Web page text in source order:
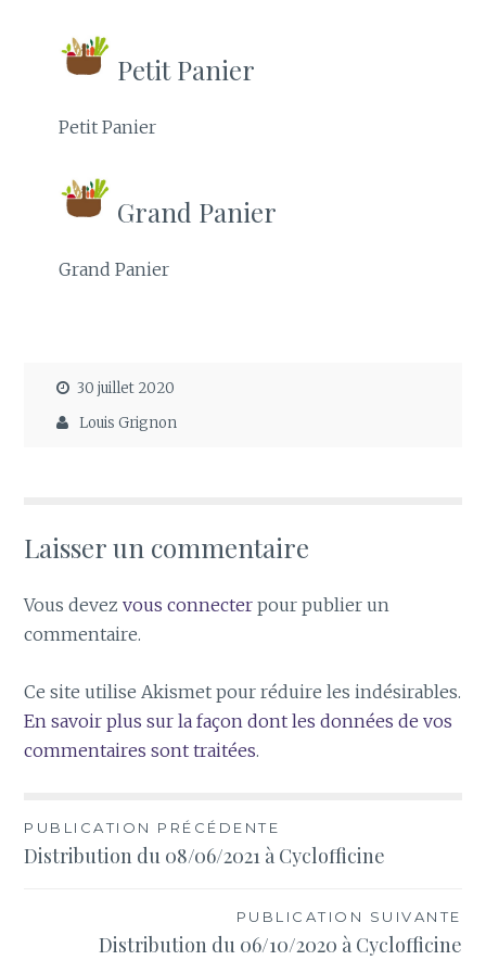
Petit Panier
Petit Panier
Grand Panier
Grand Panier
30 juillet 2020
Louis Grignon
Laisser un commentaire
Vous devezvous connecter pour publier un
commentaire.
Ce site utilise Akismet pour réduire les indésirables.
En savoir plus sur la façon dont les données de vos
commentaires sont traitées.
Navigation
de
PUBLICATION PRÉCÉDENTE
Distribution du 08/06/2021 à Cyclofficine
PUBLICATION SUIVANTE
Distribution du 06/10/2020 à Cyclofficine